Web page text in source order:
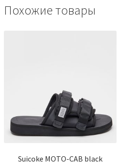
Похожие товары
Suicoke MOTO-CAB black